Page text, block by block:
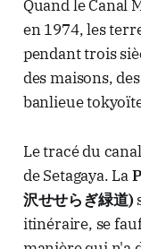
Quand le Canal
en 1974, les
pendant trois
des maisons,
banlieue
Le tracé du
de Setagaya. La
沢せせらぎ緑道)
itinéraire, se